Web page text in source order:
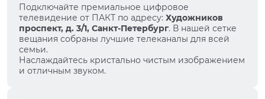
Подключайте премиальное цифровое
телевидение от ПАКТ по адресу: Художников
проспект, д. 3/1, Санкт-Петербург. В нашей сетке
вещания собраны лучшие телеканалы для всей
семьи.
Наслаждайтесь кристально чистым изображением
и отличным звуком.